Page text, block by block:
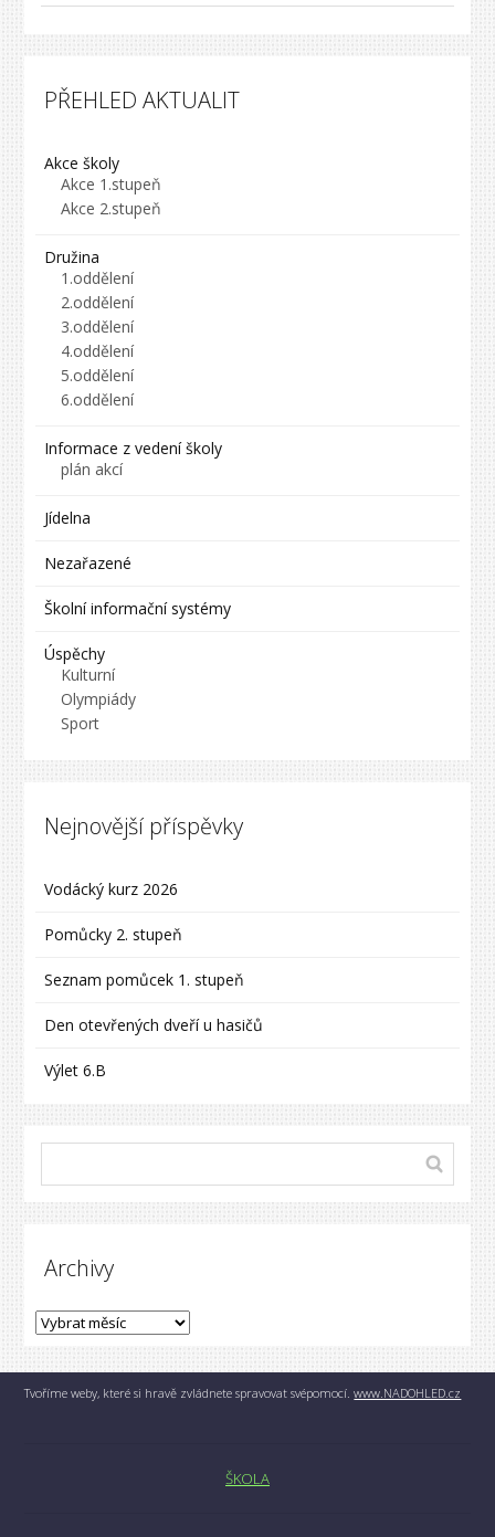
PŘEHLED AKTUALIT
Akce školy
Akce 1.stupeň
Akce 2.stupeň
Družina
1.oddělení
2.oddělení
3.oddělení
4.oddělení
5.oddělení
6.oddělení
Informace z vedení školy
plán akcí
Jídelna
Nezařazené
Školní informační systémy
Úspěchy
Kulturní
Olympiády
Sport
Nejnovější příspěvky
Vodácký kurz 2026
Pomůcky 2. stupeň
Seznam pomůcek 1. stupeň
Den otevřených dveří u hasičů
Výlet 6.B
Archivy
Tvoříme weby, které si hravě zvládnete spravovat svépomocí.www.NADOHLED.cz
ŠKOLA